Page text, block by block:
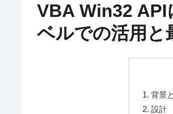
VBA Win32 API
ベルでの活用と
背景
設計